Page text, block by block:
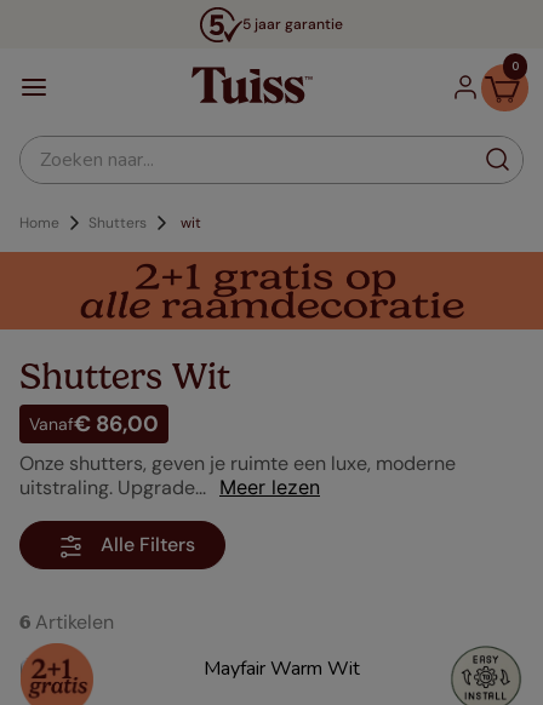
5 jaar garantie
0
Zoeken naar...
Shutters wit
Shutters Wit
Vanaf€ 86,00
Onze shutters, geven je ruimte een luxe, moderne
uitstraling. Upgrade... Meer lezen
Alle Filters
6 Artikelen